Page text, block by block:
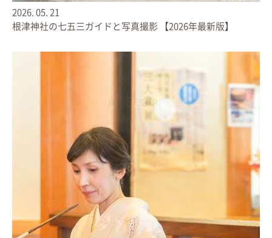
2026. 05. 21
根津神社の七五三ガイドと写真撮影 【2026年最新版】